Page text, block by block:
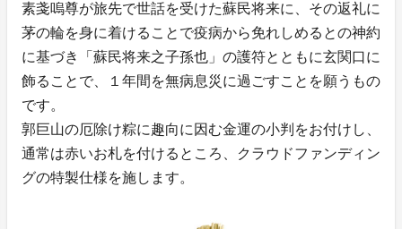
素戔嗚尊が旅先で世話を受けた蘇民将来に、その返礼に
茅の輪を身に着けることで疫病から免れしめるとの神約
に基づき「蘇民将来之子孫也」の護符とともに玄関口に
飾ることで、１年間を無病息災に過ごすことを願うもの
です。
郭巨山の厄除け粽に趣向に因む金運の小判をお付けし、
通常は赤いお札を付けるところ、クラウドファンディン
グの特製仕様を施します。